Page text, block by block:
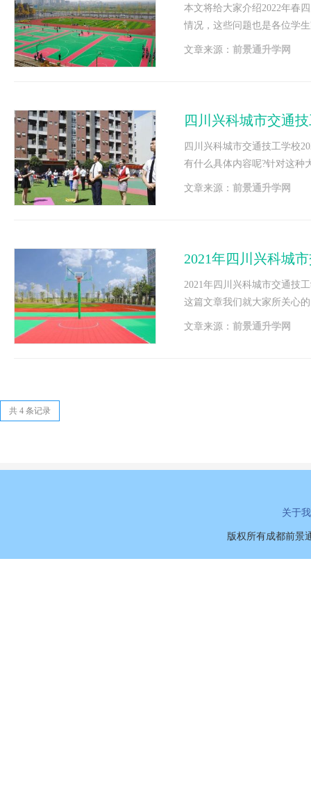
本文将给大家介绍2022年春
情况，这些问题也是各位学
望下面的文章能够对你有帮
文章来源： 前景通升学网
四川兴科城市交通
四川兴科城市交通技工学校
有什么具体内容呢?针对这种
文章来源： 前景通升学网
2021年四川兴科城
2021年四川兴科城市交通技
这篇文章我们就大家所关心
又是目前中国五冶大
文章来源： 前景通升学网
共 4 条记录
关于
版权所有成都前景